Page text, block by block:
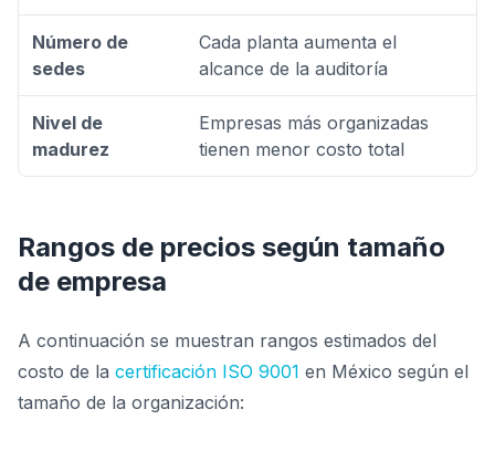
Número de
sedes
Cada planta aumenta el
alcance de la auditoría
Nivel de
madurez
Empresas más organizadas
tienen menor costo total
Rangos de precios según tamaño
de empresa
A continuación se muestran rangos estimados del
costo de la certificación ISO 9001 en México según el
tamaño de la organización: